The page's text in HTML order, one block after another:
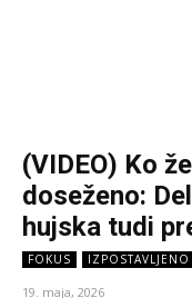
(VIDEO) Ko
doseženo:
hujska tudi
FOKUS IZPOSTAVLJENO
19. maja, 2026